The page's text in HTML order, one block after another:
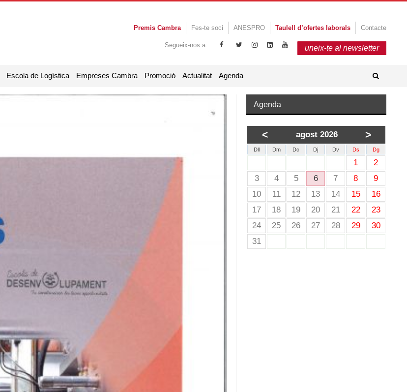
Premis Cambra Fes-te soci ANESPRO Taulell d’ofertes laborals Contacte
Segueix-nos a: uneix-te al newsletter
Escola de Logística Empreses Cambra Promoció Actualitat Agenda
Agenda
< agost 2026 >
Dll Dm Dc Dj Dv Ds Dg
1
2
3
4 5 6 7 8
9
10
11 12 13 14 15
16
17
18 19 20 21 22
23
24
25 26 27 28 29
30
31